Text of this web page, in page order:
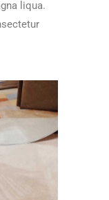
liqua.